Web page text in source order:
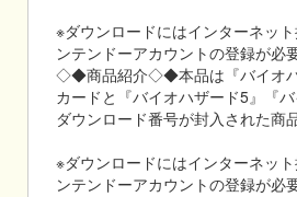
※ダウンロードにはインターネッ
ンテンドーアカウントの登録が必
◇◆商品紹介◇◆本品は『バイオ
カードと『バイオハザード5』『
ダウンロード番号が封入された商
※ダウンロードにはインターネッ
ンテンドーアカウントの登録が必